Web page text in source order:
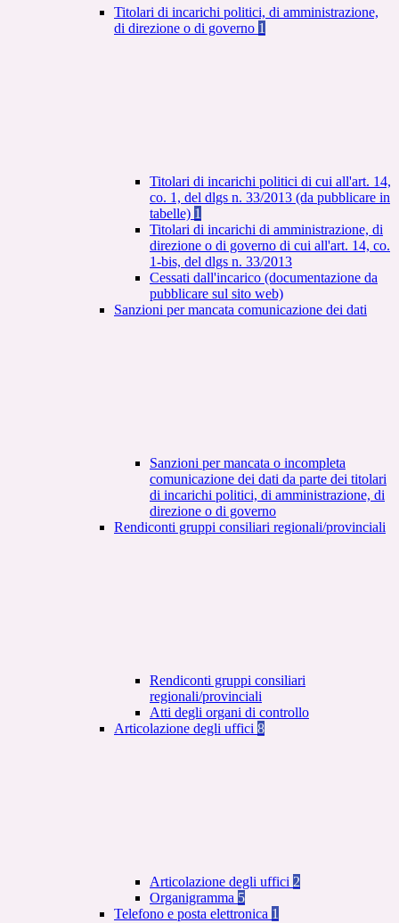
Titolari di incarichi politici, di amministrazione,
di direzione o di governo 1
Titolari di incarichi politici di cui all'art. 14,
co. 1, del dlgs n. 33/2013 (da pubblicare in
tabelle) 1
Titolari di incarichi di amministrazione, di
direzione o di governo di cui all'art. 14, co.
1-bis, del dlgs n. 33/2013
Cessati dall'incarico (documentazione da
pubblicare sul sito web)
Sanzioni per mancata comunicazione dei dati
Sanzioni per mancata o incompleta
comunicazione dei dati da parte dei titolari
di incarichi politici, di amministrazione, di
direzione o di governo
Rendiconti gruppi consiliari regionali/provinciali
Rendiconti gruppi consiliari
regionali/provinciali
Atti degli organi di controllo
Articolazione degli uffici 8
Articolazione degli uffici 2
Organigramma 5
Telefono e posta elettronica 1